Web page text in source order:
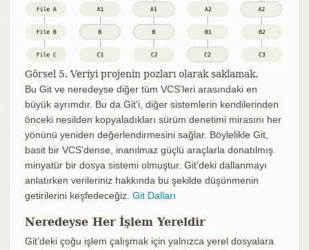
Görsel 5. Veriyi projenin pozları olarak saklamak.
Bu Git ve neredeyse diğer tüm VCS’leri arasındaki en
büyük ayrımdır. Bu da Git’i, diğer sistemlerin kendilerinden
önceki nesilden kopyaladıkları sürüm denetimi mirasını her
yönünü yeniden değerlendirmesini sağlar. Böylelikle Git,
basit bir VCS’dense, inanılmaz güçlü araçlarla donatılmış
minyatür bir dosya sistemi olmuştur. Git’deki dallanmayı
anlatırken verileriniz hakkında bu şekilde düşünmenin
getirilerini keşfedeceğiz. Git Dalları
Neredeyse Her İşlem Yereldir
Git’deki çoğu işlem çalışmak için yalnızca yerel dosyalara